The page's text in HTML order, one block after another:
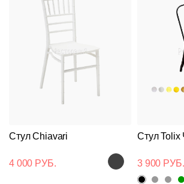
Cтул Chiavari
4 000 РУБ.
Стул
3 900 РУБ.